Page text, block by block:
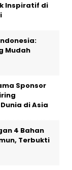
Inspiratif di
Mudah
Sponsor
di Asia
4 Bahan
Terbukti